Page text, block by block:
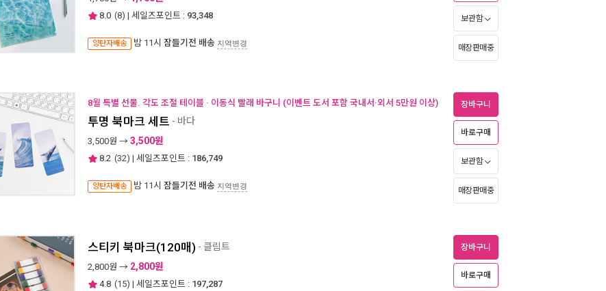
8.0 (8) | 세일즈포인트 : 93,348
양탄자배송 밤 11시 잠들기전 배송 지역변경
보관함
매장판매중
8월 특별 선물. 각도 조절 테이블 · 이동식 빨래 바구니 (이벤트 도서 포함 국내서·외서 5만원 이상)
투명 북마크 세트 - 바다
3,500원 → 3,500원
8.2 (32) | 세일즈포인트 : 186,749
양탄자배송 밤 11시 잠들기전 배송 지역변경
장바구니
바로구매
보관함
매장판매중
스티키 북마크(120매) - 클림트
2,800원 → 2,800원
4.8 (15) | 세일즈포인트 : 197,287
장바구니
바로구매